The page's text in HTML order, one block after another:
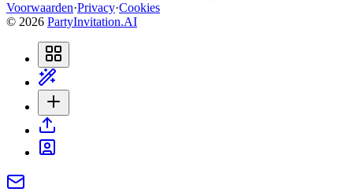
Voorwaarden·Privacy·Cookies
© 2026 PartyInvitation.AI